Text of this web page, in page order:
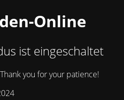
Online
ist eingeschaltet
you for your patience!